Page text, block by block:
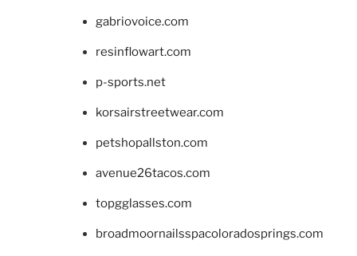
gabriovoice.com
resinflowart.com
p-sports.net
korsairstreetwear.com
petshopallston.com
avenue26tacos.com
topgglasses.com
broadmoornailsspacoloradosprings.com